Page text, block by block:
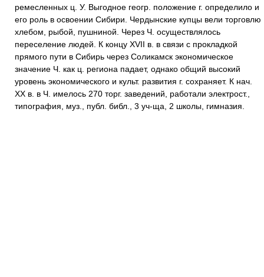
ремесленных ц. У. Выгодное геогр. положение г. определило и
его роль в освоении Сибири. Чердынские купцы вели торговлю
хлебом, рыбой, пушниной. Через Ч. осуществлялось
переселение людей. К концу XVII в. в связи с прокладкой
прямого пути в Сибирь через Соликамск экономическое
значение Ч. как ц. региона падает, однако общий высокий
уровень экономического и культ. развития г. сохраняет. К нач.
XX в. в Ч. имелось 270 торг. заведений, работали электрост.,
типография, муз., публ. библ., 3 уч-ща, 2 школы, гимназия.